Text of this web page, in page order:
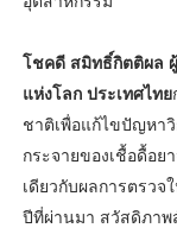
โชคดี สมิทธิ์กิตติผล
แห่งโลก ประเทศไทย
ชาติเพื่อแก้ไขปัญหา
กระจายของเชื้อดื้อย
เดียวกับผลการตรวจ
ปีที่ผ่านมา สวัสดิภา